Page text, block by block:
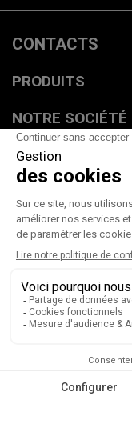
CONTACTS
PRODUITS
NOTRE SOCIÉTÉ
VOTRE COMPTE
CGV|Mentions
Paiement sécurisé
Télécharger
© 2026 TOUS